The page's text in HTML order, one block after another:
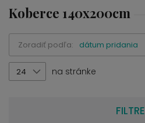
Koberce 140x200cm
Zoradiť podľa: dátum pridania
24 na stránke
FILTRE